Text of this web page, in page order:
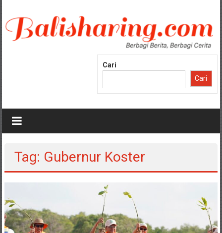
konten
Cari
Cari
Tag: Gubernur Koster